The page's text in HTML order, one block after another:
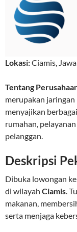
Lokasi:Ciamis,
Tentang
merupakan
menyajikan
rumahan,
pelanggan.
Deskripsi
Dibuka lowongan
di wilayah Ciamis.
makanan,
serta menjaga